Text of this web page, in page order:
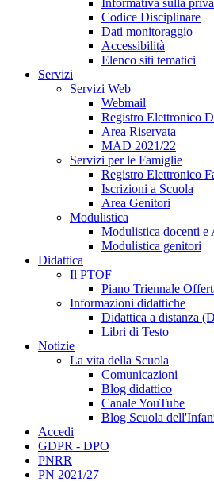
Codice Disciplinare
Dati monitoraggio
Accessibilità
Elenco siti tematici
Servizi
Servizi Web
Webmail
Registro Elettronico
Area Riservata
MAD 2021/22
Servizi per le Famiglie
Registro Elettronico
Iscrizioni a Scuola
Area Genitori
Modulistica
Modulistica docenti e
Modulistica genitori
Didattica
Il PTOF
Piano Triennale
Informazioni didattiche
Didattica a distanza
Libri di Testo
Notizie
La vita della Scuola
Comunicazioni
Blog didattico
Canale YouTube
Blog Scuola
Accedi
GDPR - DPO
PNRR
PN 2021/27